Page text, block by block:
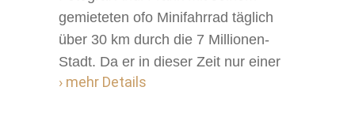
gemieteten ofo Minifahrrad täglich
über 30 km durch die 7 Millionen-
Stadt. Da er in dieser Zeit nur einer
› mehr Details